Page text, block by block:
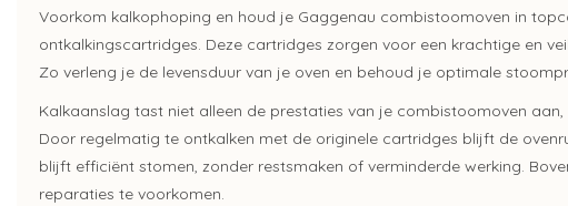
Voorkom kalkophoping en houd je Gaggenau combistoomoven in
ontkalkingscartridges. Deze cartridges zorgen voor een krachtige en
Zo verleng je de levensduur van je oven en behoud je optimale
Kalkaanslag tast niet alleen de prestaties van je combistoomoven
Door regelmatig te ontkalken met de originele cartridges blijft de
blijft efficiënt stomen, zonder restsmaken of verminderde werking.
reparaties te voorkomen.